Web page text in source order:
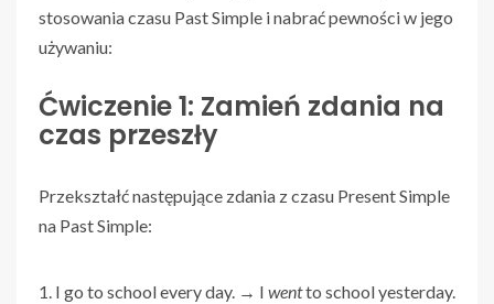
stosowania czasu Past Simple i nabrać pewności w jego
używaniu:
Ćwiczenie 1: Zamień zdania na
czas przeszły
Przekształć następujące zdania z czasu Present Simple
na Past Simple:
I go to school every day. → I wentto school yesterday.